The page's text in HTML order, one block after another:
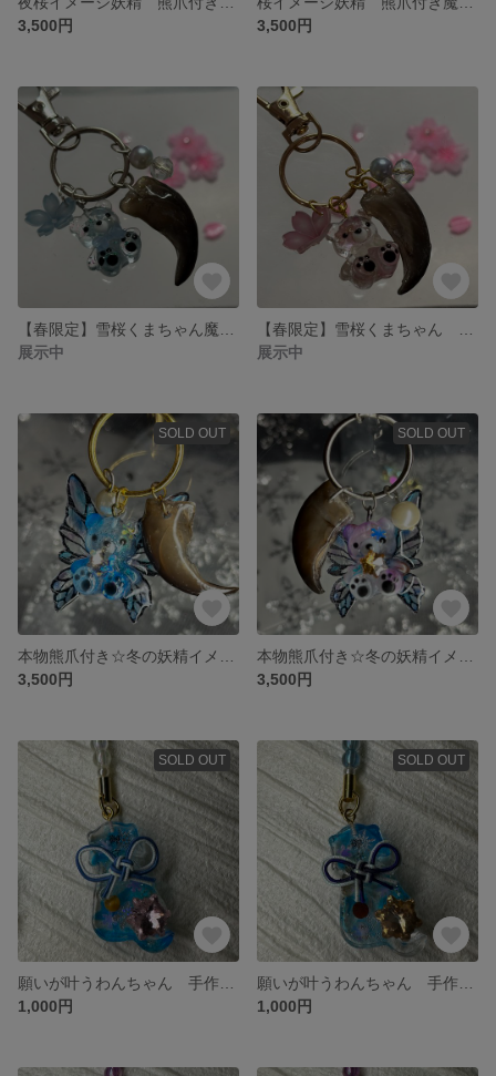
3,500円
3,500円
展示中
展示中
SOLD OUT
3,500円
SOLD OUT
3,500円
SOLD OUT
1,000円
SOLD OUT
1,000円